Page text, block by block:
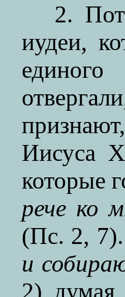
2.
иудеи,
Иисуса
которые
рече ко
(Пс. 2,
и
2),